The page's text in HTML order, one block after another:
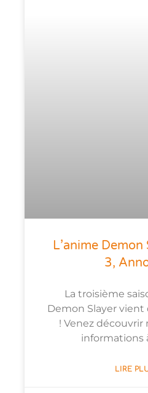
L’anime Demon
3,
La troisième
Demon Slayer vient
! Venez découvrir
informations
LIRE